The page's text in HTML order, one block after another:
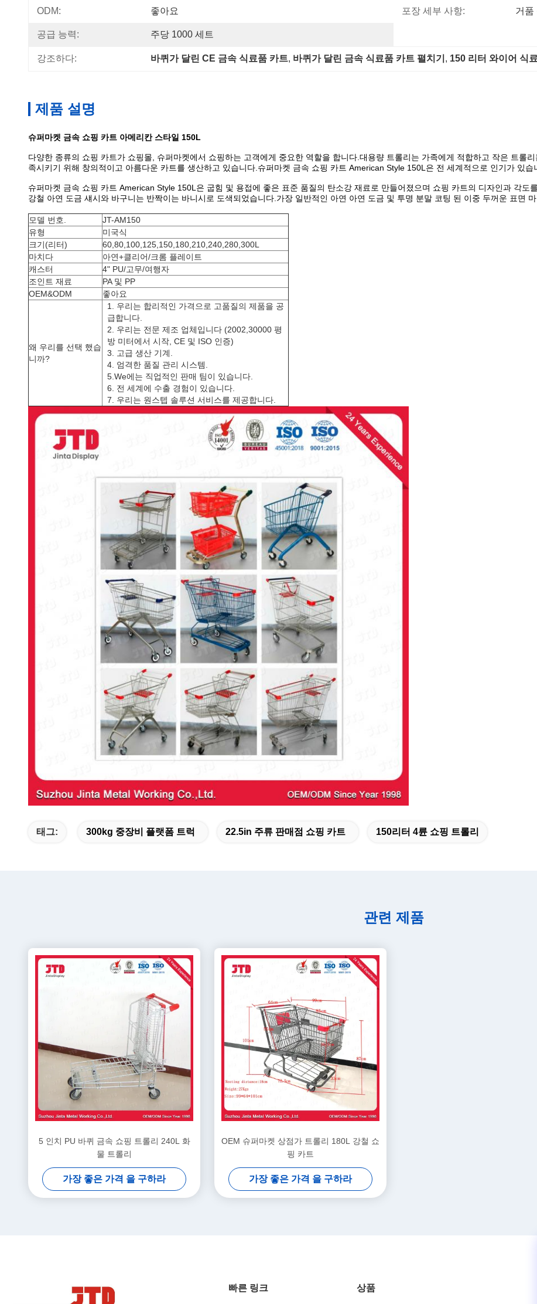
ODM: 좋아요 포장 세부 사항: 거품
공급 능력: 주당 1000 세트
강조하다: 바퀴가 달린 CE 금속 식료품 카트, 바퀴가 달린 금속 식료품 카트 펼치기 , 150 리터 와이어 식
제품 설명
슈퍼마켓 금속 쇼핑 카트 아메리칸 스타일 150L
다양한 종류의 쇼핑 카트가 쇼핑몰, 슈퍼마켓에서 쇼핑하는 고객에게 중요한 역할을 합니다.대용량 트롤리는 가족에게 적합하고 작은 트롤
족시키기 위해 창의적이고 아름다운 카트를 생산하고 있습니다.슈퍼마켓 금속 쇼핑 카트 American Style 150L은 전 세계적으로 인기가 있습
슈퍼마켓 금속 쇼핑 카트 American Style 150L은 굽힘 및 용접에 좋은 표준 품질의 탄소강 재료로 만들어졌으며 쇼핑 카트의 디자인과 각도
강철 아연 도금 섀시와 바구니는 반짝이는 바니시로 도색되었습니다.가장 일반적인 아연 아연 도금 및 투명 분말 코팅 된 이중 두꺼운 표면
모델 번호.
JT-AM150
유형
미국식
크기(리터)
60,80,100,125,150,180,210,240,280,300L
마치다
아연+클리어/크롬 플레이트
캐스터
4" PU/고무/여행자
조인트 재료
PA 및 PP
OEM&ODM
좋아요
왜 우리를 선택 했습
니까?
1. 우리는 합리적인 가격으로 고품질의 제품을 공
급합니다.
2. 우리는 전문 제조 업체입니다 (2002,30000 평
방 미터에서 시작, CE 및 ISO 인증)
3. 고급 생산 기계.
4. 엄격한 품질 관리 시스템.
5.We에는 직업적인 판매 팀이 있습니다.
6. 전 세계에 수출 경험이 있습니다.
7. 우리는 원스텝 솔루션 서비스를 제공합니다.
태그: 300kg 중장비 플랫폼 트럭 22.5in 주류 판매점 쇼핑 카트 150리터 4륜 쇼핑 트롤리
관련 제품
5 인치 PU 바퀴 금속 쇼핑 트롤리 240L 화
물 트롤리
가장 좋은 가격 을 구하라
OEM 슈퍼마켓 상점가 트롤리 180L 강철 쇼
핑 카트
가장 좋은 가격 을 구하라
빠른 링크 상품